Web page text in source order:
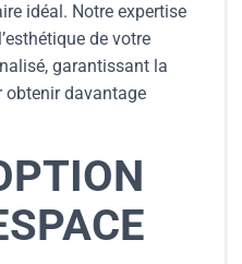
idéal. Notre expertise
de votre
garantissant la
obtenir davantage